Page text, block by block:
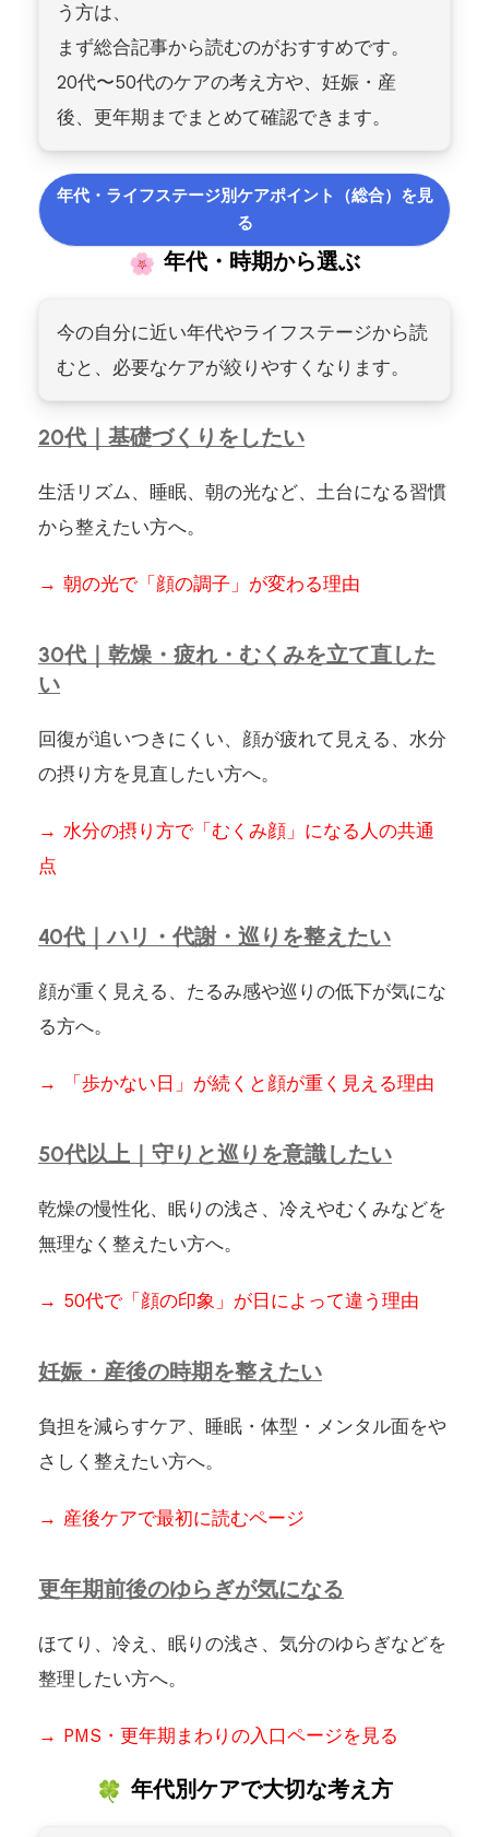
う方は、
まず総合記事から読むのがおすすめです。
20代〜50代のケアの考え方や、妊娠・産
後、更年期までまとめて確認できます。
年代・ライフステージ別ケアポイント（総合）を見
る
年代・時期から選ぶ
今の自分に近い年代やライフステージから読
むと、必要なケアが絞りやすくなります。
20代｜基礎づくりをしたい
生活リズム、睡眠、朝の光など、土台になる習慣
から整えたい方へ。
→ 朝の光で「顔の調子」が変わる理由
30代｜乾燥・疲れ・むくみを立て直した
い
回復が追いつきにくい、顔が疲れて見える、水分
の摂り方を見直したい方へ。
→ 水分の摂り方で「むくみ顔」になる人の共通
点
40代｜ハリ・代謝・巡りを整えたい
顔が重く見える、たるみ感や巡りの低下が気にな
る方へ。
→ 「歩かない日」が続くと顔が重く見える理由
50代以上｜守りと巡りを意識したい
乾燥の慢性化、眠りの浅さ、冷えやむくみなどを
無理なく整えたい方へ。
→ 50代で「顔の印象」が日によって違う理由
妊娠・産後の時期を整えたい
負担を減らすケア、睡眠・体型・メンタル面をや
さしく整えたい方へ。
→ 産後ケアで最初に読むページ
更年期前後のゆらぎが気になる
ほてり、冷え、眠りの浅さ、気分のゆらぎなどを
整理したい方へ。
→ PMS・更年期まわりの入口ページを見る
年代別ケアで大切な考え方